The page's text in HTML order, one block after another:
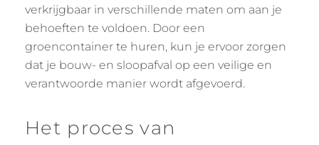
verkrijgbaar in verschillende maten om aan je
behoeften te voldoen. Door een
groencontainer te huren, kun je ervoor zorgen
dat je bouw- en sloopafval op een veilige en
verantwoorde manier wordt afgevoerd.
Het proces van